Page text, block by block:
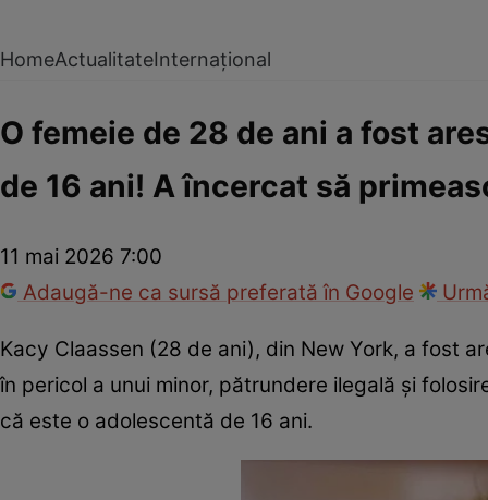
HomeActualitateInternațional
O femeie de 28 de ani a fost
de 16 ani! A încercat să
11 mai 2026 7:00
Adaugă-ne ca sursă preferată în Google
Kacy Claassen (28 de ani), din New York, a fost
în pericol a unui minor, pătrundere ilegală și
că este o adolescentă de 16 ani.